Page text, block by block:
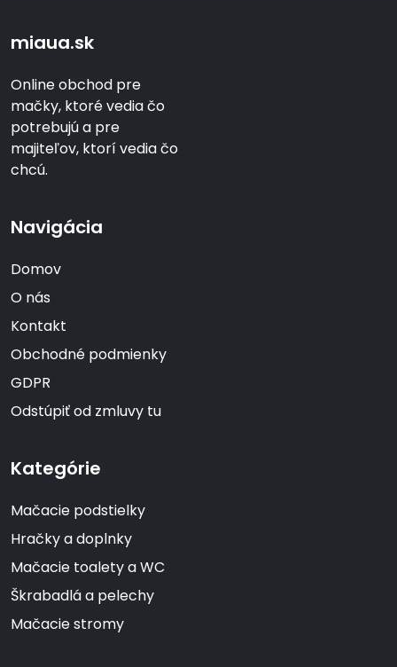
miaua.sk
Online obchod pre
mačky, ktoré vedia čo
potrebujú a pre
majiteľov, ktorí vedia čo
chcú.
Navigácia
Domov
O nás
Kontakt
Obchodné podmienky
GDPR
Odstúpiť od zmluvy tu
Kategórie
Mačacie podstielky
Hračky a doplnky
Mačacie toalety a WC
Škrabadlá a pelechy
Mačacie stromy